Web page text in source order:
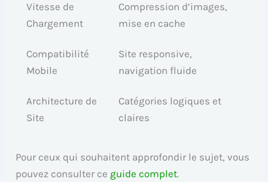
Vitesse de
Chargement
Compression d’images,
mise en cache
Compatibilité
Mobile
Site responsive,
navigation fluide
Architecture de
Site
Catégories logiques et
claires
Pour ceux qui souhaitent approfondir le sujet, vous
pouvez consulter ce guide complet.